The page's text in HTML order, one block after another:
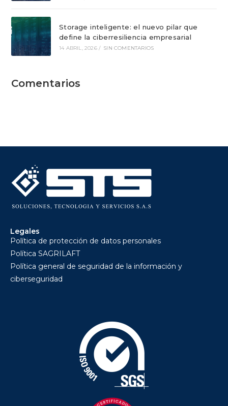
Storage inteligente: el nuevo pilar que
define la ciberresiliencia empresarial
14 ABRIL, 2026 / SIN COMENTARIOS
Comentarios
Legales
Política de protección de datos personales
Política SAGRILAFT
Política general de seguridad de la información y
ciberseguridad